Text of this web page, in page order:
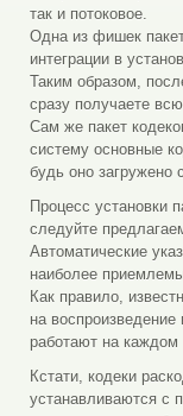
так и потоковое.
Одна из фишек
интеграции в
Таким образом,
сразу получаете
Сам же пакет
систему основные
будь оно загружено
Процесс установки
следуйте
Автоматические
наиболее
Как правило,
на
работают на каждом
Кстати, кодеки
устанавливаются с